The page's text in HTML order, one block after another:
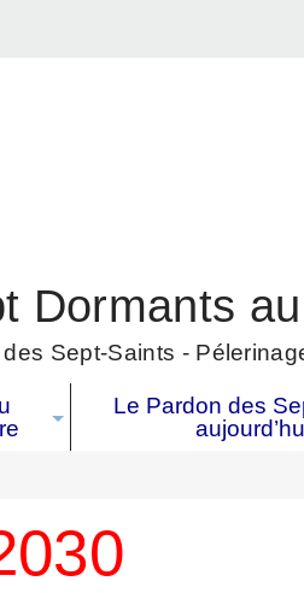
Dormants
Sept-Saints -
Le Pardon des